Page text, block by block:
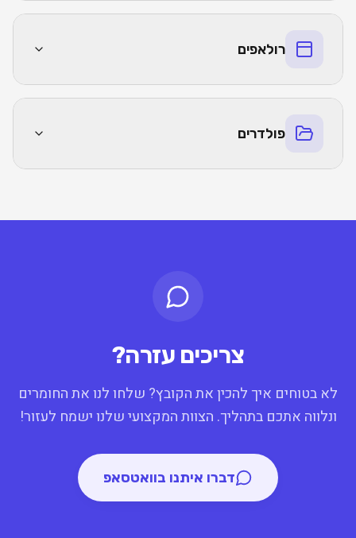
רולאפים
פולדרים
צריכים עזרה?
לא בטוחים איך להכין את הקובץ? שלחו לנו את החומרים
ונלווה אתכם בתהליך. הצוות המקצועי שלנו ישמח לעזור!
דברו איתנו בוואטסאפ